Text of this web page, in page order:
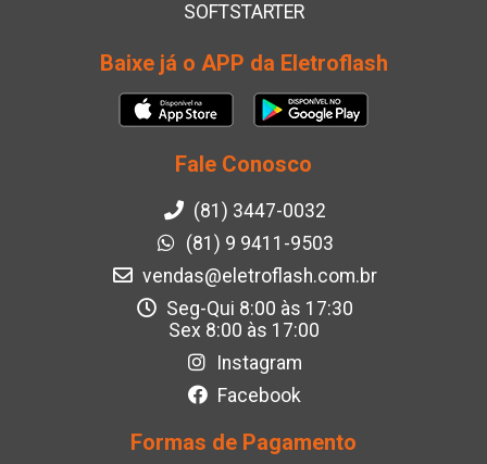
SOFTSTARTER
Baixe já o APP da Eletroflash
Fale Conosco
(81) 3447-0032
(81) 9 9411-9503
vendas@eletroflash.com.br
Seg-Qui 8:00 às 17:30
Sex 8:00 às 17:00
Instagram
Facebook
Formas de Pagamento